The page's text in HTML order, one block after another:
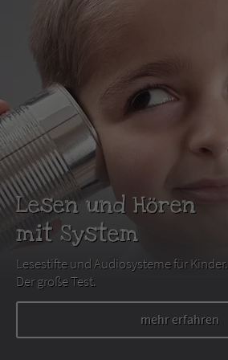
Lesen und Hören
mit System
Lesestifte und Audiosysteme für Kinder.
Der große Test.
mehr erfahren